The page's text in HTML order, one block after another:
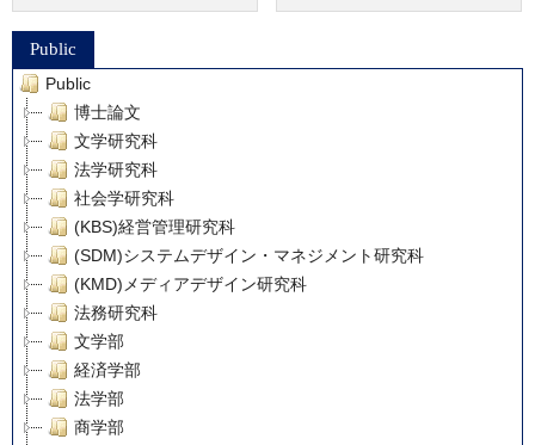
Public
Public
博士論文
文学研究科
法学研究科
社会学研究科
(KBS)経営管理研究科
(SDM)システムデザイン・マネジメント研究科
(KMD)メディアデザイン研究科
法務研究科
文学部
経済学部
法学部
商学部